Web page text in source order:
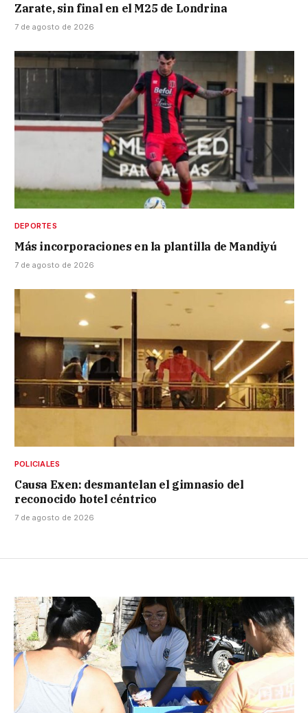
Zarate, sin final en el M25 de Londrina
7 de agosto de 2026
DEPORTES
Más incorporaciones en la plantilla de Mandiyú
7 de agosto de 2026
POLICIALES
Causa Exen: desmantelan el gimnasio del
reconocido hotel céntrico
7 de agosto de 2026